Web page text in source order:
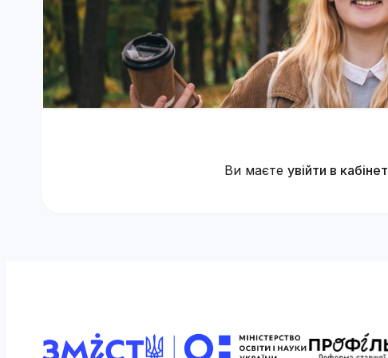
Ви маєте увійти в кабінет